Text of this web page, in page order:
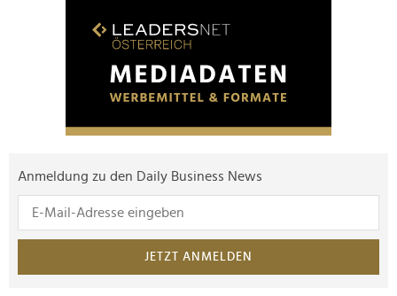
Anmeldung zu den Daily Business News
JETZT ANMELDEN